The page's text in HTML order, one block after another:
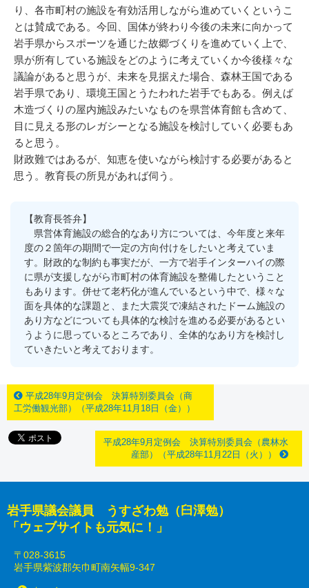
り、各市町村の施設を有効活用しながら進めていくというこ
とは賛成である。今回、国体が終わり今後の未来に向かって
岩手県からスポーツを通じた故郷づくりを進めていく上で、
県が所有している施設をどのように考えていくか今後様々な
議論があると思うが、未来を見据えた場合、森林王国である
岩手県であり、環境王国とうたわれた岩手でもある。例えば
木造づくりの屋内施設みたいなものを県営体育館も含めて、
目に見える形のレガシーとなる施設を検討していく必要もあ
ると思う。
財政難ではあるが、知恵を使いながら検討する必要があると
思う。教育長の所見があれば伺う。
【教育長答弁】
県営体育施設の総合的なあり方については、今年度と来年
度の２箇年の期間で一定の方向付けをしたいと考えていま
す。財政的な制約も事実だが、一方で岩手インターハイの際
に県が支援しながら市町村の体育施設を整備したということ
もあります。併せて老朽化が進んでいるという中で、様々な
面を具体的な課題と、また大震災で凍結されたドーム施設の
あり方などについても具体的な検討を進める必要があるとい
うように思っているところであり、全体的なあり方を検討し
ていきたいと考えております。
平成28年9月定例会 決算特別委員会（商
工労働観光部）（平成28年11月18日（金））
平成28年9月定例会 決算特別委員会（農林水
産部）（平成28年11月22日（火））
岩手県議会議員 うすざわ勉（臼澤勉）
「ウェブサイトも元気に！」
〒028-3615
岩手県紫波郡矢巾町南矢幅9-347